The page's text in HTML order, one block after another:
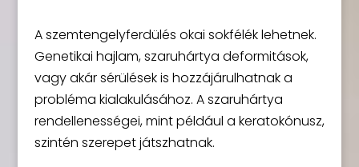
A szemtengelyferdülés okai sokfélék lehetnek.
Genetikai hajlam, szaruhártya deformitások,
vagy akár sérülések is hozzájárulhatnak a
probléma kialakulásához. A szaruhártya
rendellenességei, mint például a keratokónusz,
szintén szerepet játszhatnak.